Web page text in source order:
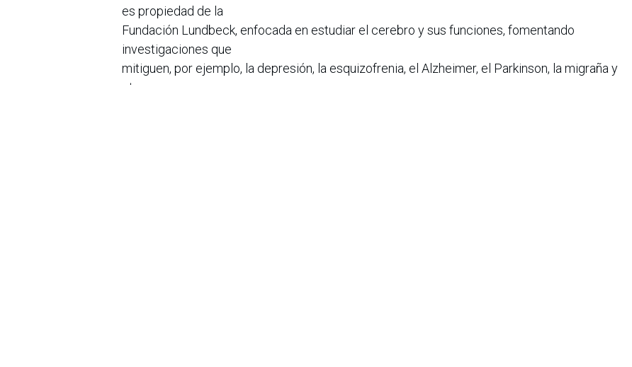
es propiedad de la
Fundación Lundbeck, enfocada en estudiar el cerebro y sus funciones, fomentando
investigaciones que
mitiguen, por ejemplo, la depresión, la esquizofrenia, el Alzheimer, el Parkinson, la migraña y
otras